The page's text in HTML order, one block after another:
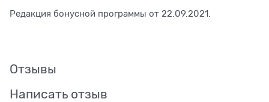
Редакция бонусной программы от 22.09.2021.
Отзывы
Написать отзыв